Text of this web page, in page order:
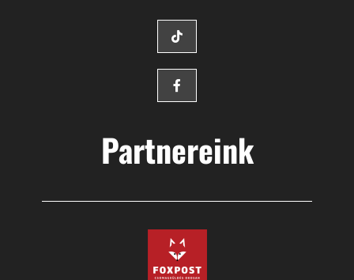
Partnereink